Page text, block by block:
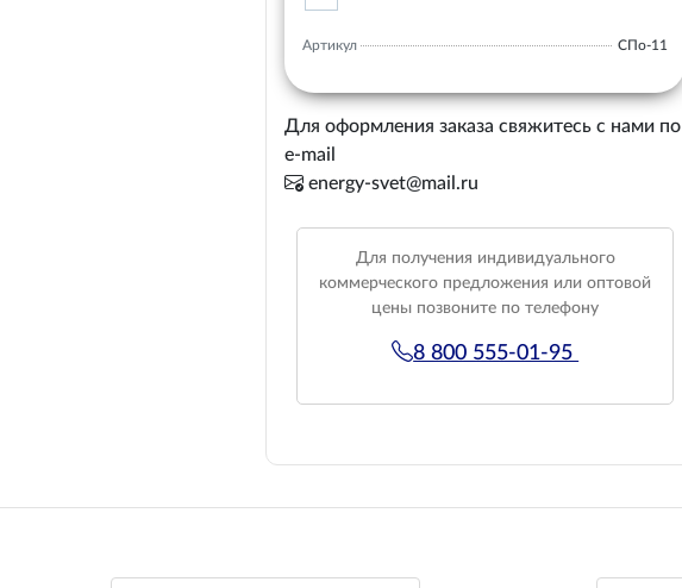
Артикул СПо-11
Для оформления заказа свяжитесь с нами по
e-mail
energy-svet@mail.ru
Для получения индивидуального
коммерческого предложения или оптовой
цены позвоните по телефону
8 800 555-01-95